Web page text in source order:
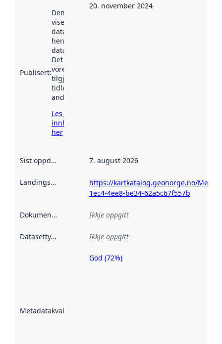
Publisert:
Denne datoen
viser når
datasettet vart
henta inn av
data.norge.no.
Det kan ha
vore
tilgjengeleg
tidlegare
andre stader.
Les meir om
innhenting
her
20. november 2024
Sist oppdatert 7. august 2026
Landingsside
https://kartkatalog.geonorge.no/
1ec4-4ee8-be34-62a5c67f557b
Dokumentasjon Ikkje oppgitt
Datasettype Ikkje oppgitt
Metadatakvalitet
Metadatakvalitet
God (72%)